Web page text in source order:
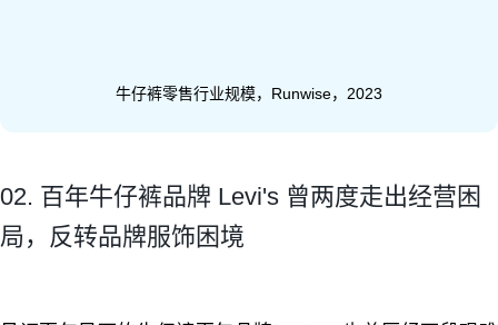
牛仔裤零售行业规模，Runwise，2023
02. 百年牛仔裤品牌 Levi's 曾两度走出经营困
局，反转品牌服饰困境